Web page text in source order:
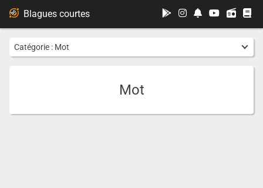
Catégorie : Mot
Mot
Blagues courtes